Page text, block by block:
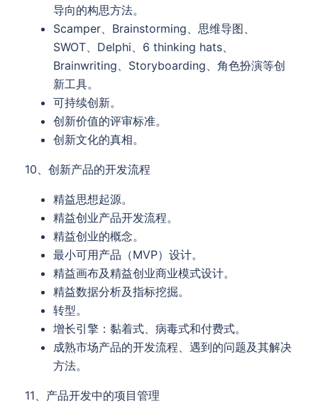
导向的构思方法。
Scamper、Brainstorming、思维导图、
SWOT、Delphi、6 thinking hats、
Brainwriting、Storyboarding、角色扮演等创
新工具。
可持续创新。
创新价值的评审标准。
创新文化的真相。
10、创新产品的开发流程
精益思想起源。
精益创业产品开发流程。
精益创业的概念。
最小可用产品（MVP）设计。
精益画布及精益创业商业模式设计。
精益数据分析及指标挖掘。
转型。
增长引擎：黏着式、病毒式和付费式。
成熟市场产品的开发流程、遇到的问题及其解决
方法。
11、产品开发中的项目管理